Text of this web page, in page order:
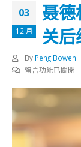
03
12 月
聂德
关后
By Peng Bowen
在
接
留言功能已關閉